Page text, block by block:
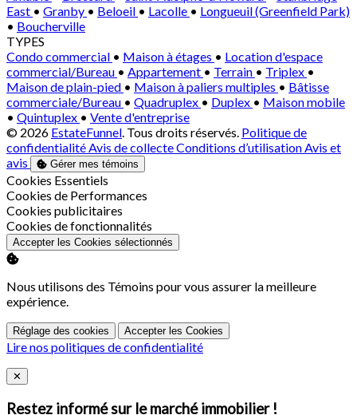
East • Granby • Beloeil • Lacolle • Longueuil (Greenfield Park)
• Boucherville
TYPES
Condo commercial • Maison à étages • Location d'espace
commercial/Bureau • Appartement • Terrain • Triplex •
Maison de plain-pied • Maison à paliers multiples • Bâtisse
commerciale/Bureau • Quadruplex • Duplex • Maison mobile
• Quintuplex • Vente d'entreprise
© 2026 EstateFunnel. Tous droits réservés. Politique de
confidentialitéAvis de collecteConditions d’utilisationAvis et
avis
Gérer mes témoins
Activer
Cookies Essentiels
Activer
Cookies de Performances
Activer
Cookies publicitaires
Activer
Cookies de fonctionnalités
Accepter les Cookies sélectionnés
Nous utilisons des Témoins pour vous assurer la meilleure
expérience.
Réglage des cookies Accepter les Cookies
Lire nos politiques de confidentialité
Close
✕
Restez informé sur le marché immobilier !